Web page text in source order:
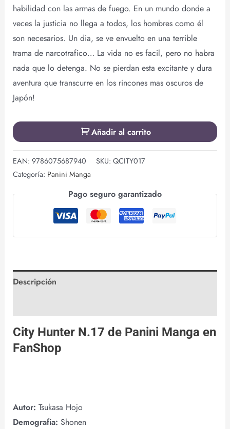
habilidad con las armas de fuego. En un mundo donde a
veces la justicia no llega a todos, los hombres como él
son necesarios. Un dia, se ve envuelto en una terrible
trama de narcotrafico… La vida no es facil, pero no habra
nada que lo detenga. No se pierdan esta excitante y dura
aventura que transcurre en los rincones mas oscuros de
Japón!
Añadir al carrito
EAN: 9786075687940 SKU: QCITY017
Categoría: Panini Manga
Pago seguro garantizado
Descripción
City Hunter N.17 de Panini Manga en
FanShop
Autor: Tsukasa Hojo
Demografia: Shonen